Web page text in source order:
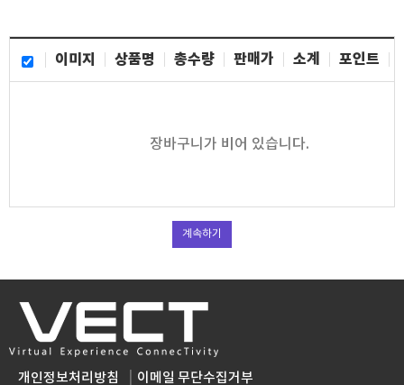
이미지 상품명 총수량 판매가 소계 포인트
장바구니가 비어 있습니다.
계속하기
개인정보처리방침 이메일 무단수집거부